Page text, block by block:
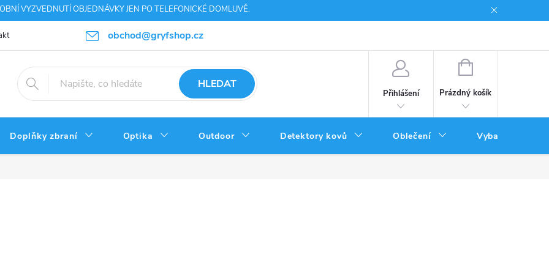
VYZVEDNUTÍ OBJEDNÁVKY JEN PO TELEFONICKÉ DOMLUVĚ.
obchod@gryfshop.cz
Napište nám Ochrana osobních údajů
HLEDAT
Přihlášení
NÁKUPNÍ
Prázdný košík
Doplňky zbraní Optika Outdoor Detektory kovů Oblečení Vybavení